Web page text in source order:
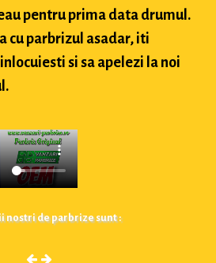
pentru prima data drumul.
cu parbrizul asadar, iti
si sa apelezi la noi
nostri de parbrize sunt :